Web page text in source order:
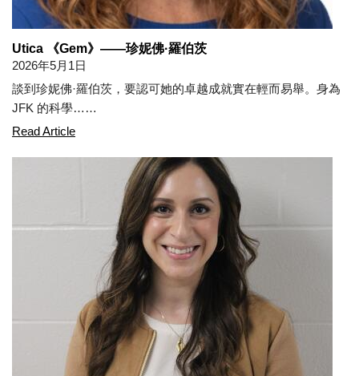
Utica 《Gem》——珍妮佛·羅伯茨
2026年5月1日
談到珍妮佛·羅伯茨，要認可她的卓越成就實在輕而易舉。身為
JFK 的科學……
Read ArticleUtica Gem - Jennifer Roberts